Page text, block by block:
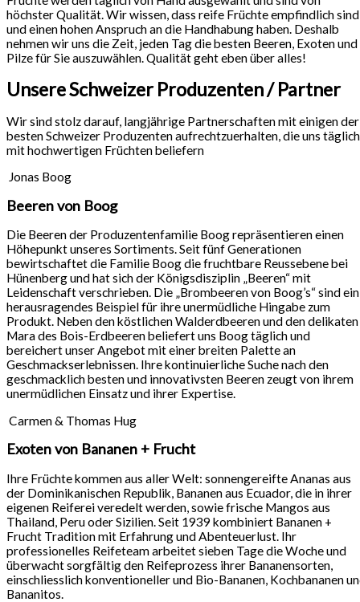
höchster Qualität. Wir wissen, dass reife Früchte empfindlich sind
und einen hohen Anspruch an die Handhabung haben. Deshalb
nehmen wir uns die Zeit, jeden Tag die besten Beeren, Exoten und
Pilze für Sie auszuwählen. Qualität geht eben über alles!
Unsere Schweizer Produzenten / Partner
Wir sind stolz darauf, langjährige Partnerschaften mit einigen der
besten Schweizer Produzenten aufrechtzuerhalten, die uns täglich
mit hochwertigen Früchten beliefern
Jonas Boog
Beeren von Boog
Die Beeren der Produzentenfamilie Boog repräsentieren einen
Höhepunkt unseres Sortiments. Seit fünf Generationen
bewirtschaftet die Familie Boog die fruchtbare Reussebene bei
Hünenberg und hat sich der Königsdisziplin „Beeren“ mit
Leidenschaft verschrieben. Die „Brombeeren von Boog’s“ sind ein
herausragendes Beispiel für ihre unermüdliche Hingabe zum
Produkt. Neben den köstlichen Walderdbeeren und den delikaten
Mara des Bois-Erdbeeren beliefert uns Boog täglich und
bereichert unser Angebot mit einer breiten Palette an
Geschmackserlebnissen. Ihre kontinuierliche Suche nach den
geschmacklich besten und innovativsten Beeren zeugt von ihrem
unermüdlichen Einsatz und ihrer Expertise.
Carmen & Thomas Hug
Exoten von Bananen + Frucht
Ihre Früchte kommen aus aller Welt: sonnengereifte Ananas aus
der Dominikanischen Republik, Bananen aus Ecuador, die in ihrer
eigenen Reiferei veredelt werden, sowie frische Mangos aus
Thailand, Peru oder Sizilien. Seit 1939 kombiniert Bananen +
Frucht Tradition mit Erfahrung und Abenteuerlust. Ihr
professionelles Reifeteam arbeitet sieben Tage die Woche und
überwacht sorgfältig den Reifeprozess ihrer Bananensorten,
einschliesslich konventioneller und Bio-Bananen, Kochbananen
Bananitos.